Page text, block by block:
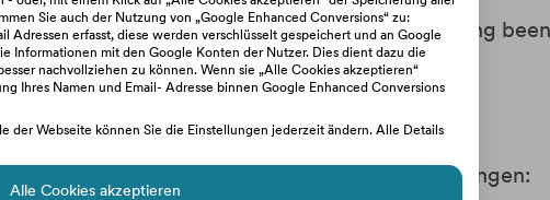
Sie auch der Nutzung von „Google Enhanced Conversions“ zu:
Adressen erfasst, diese werden verschlüsselt gespeichert und an Google
Informationen mit den Google Konten der Nutzer. Dies dient dazu die
nachvollziehen zu können. Wenn sie „Alle Cookies akzeptieren“
Ihres Namen und Email- Adresse binnen Google Enhanced Conversions
der Webseite können Sie die Einstellungen jederzeit ändern. Alle Details
Alle Cookies akzeptieren
einer Gebühr oder einer Portozahlung
Zusendung eines Gewinns.
können Sie tun!
ratsam! Die wichtigsten Handlungsempfehlungen: